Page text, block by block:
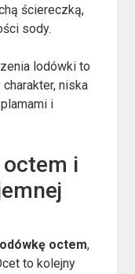
ściereczką,
sody.
lodówki to
niska
i
i
octem,
to kolejny